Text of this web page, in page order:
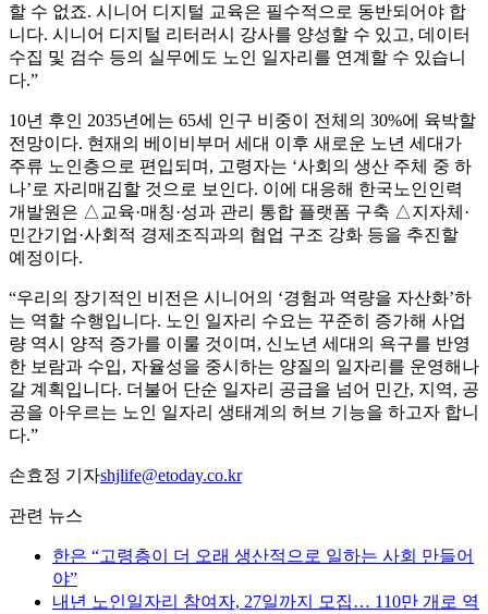
할 수 없죠. 시니어 디지털 교육은 필수적으로 동반되어야 합
니다. 시니어 디지털 리터러시 강사를 양성할 수 있고, 데이터
수집 및 검수 등의 실무에도 노인 일자리를 연계할 수 있습니
다.”
10년 후인 2035년에는 65세 인구 비중이 전체의 30%에 육박할
전망이다. 현재의 베이비부머 세대 이후 새로운 노년 세대가
주류 노인층으로 편입되며, 고령자는 ‘사회의 생산 주체 중 하
나’로 자리매김할 것으로 보인다. 이에 대응해 한국노인인력
개발원은 △교육·매칭·성과 관리 통합 플랫폼 구축 △지자체·
민간기업·사회적 경제조직과의 협업 구조 강화 등을 추진할
예정이다.
“우리의 장기적인 비전은 시니어의 ‘경험과 역량을 자산화’하
는 역할 수행입니다. 노인 일자리 수요는 꾸준히 증가해 사업
량 역시 양적 증가를 이룰 것이며, 신노년 세대의 욕구를 반영
한 보람과 수입, 자율성을 중시하는 양질의 일자리를 운영해나
갈 계획입니다. 더불어 단순 일자리 공급을 넘어 민간, 지역, 공
공을 아우르는 노인 일자리 생태계의 허브 기능을 하고자 합니
다.”
손효정 기자shjlife@etoday.co.kr
관련 뉴스
한은 “고령층이 더 오래 생산적으로 일하는 사회 만들어
야”
내년 노인일자리 참여자, 27일까지 모집… 110만 개로 역